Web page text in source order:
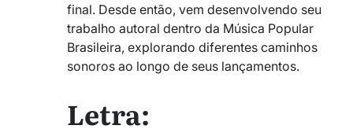
final. Desde então, vem desenvolvendo seu
trabalho autoral dentro da Música Popular
Brasileira, explorando diferentes caminhos
sonoros ao longo de seus lançamentos.
Letra: